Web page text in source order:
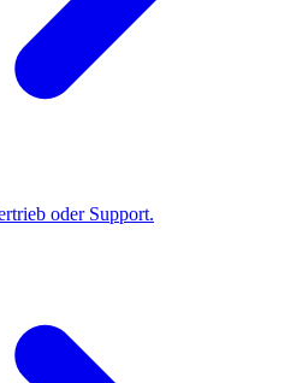
oder Support.